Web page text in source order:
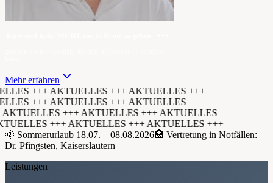
Mehr erfahren
+++ AKTUELLES +++ AKTUELLES +++
+++ AKTUELLES +++ AKTUELLES
AKTUELLES +++ AKTUELLES +++ AKTUELLES
+++ AKTUELLES +++ AKTUELLES +++
🌞 Sommerurlaub 18.07. – 08.08.2026🏥 Vertretung in Notfällen:
Dr. Pfingsten, Kaiserslautern
Leistungen